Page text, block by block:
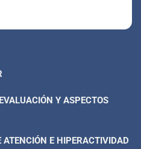
Y ASPECTOS
E HIPERACTIVIDAD